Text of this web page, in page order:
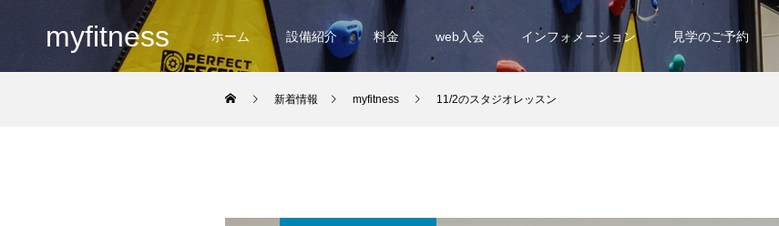
myfitness ホーム 設備紹介 料金 web入会 インフォメーション 見学のご予約
新着情報 myfitness 11/2のスタジオレッスン